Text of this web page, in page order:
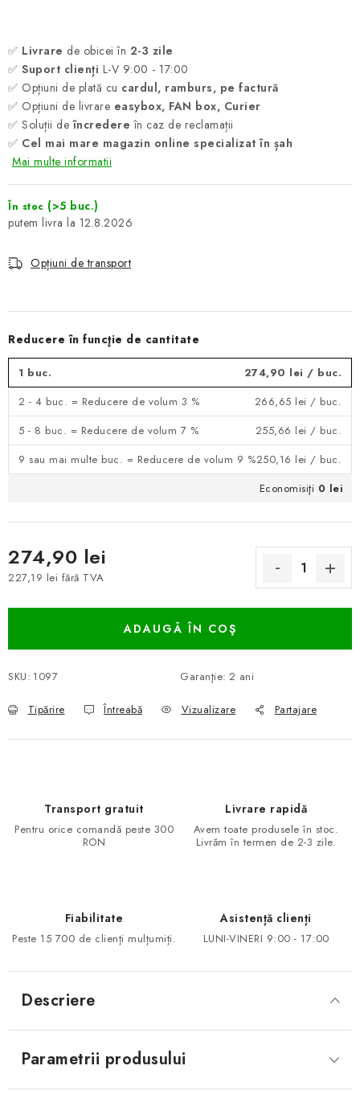
✅ Livrare de obicei în 2-3 zile
✅ Suport clienți L-V 9:00 - 17:00
✅ Opțiuni de plată cu cardul, ramburs, pe factură
✅ Opțiuni de livrare easybox, FAN box, Curier
✅ Soluții deîncredere în caz de reclamații
✅ Cel mai mare magazin online specializat în șah
Mai multe informatii
În stoc (>5 buc.)
12.8.2026
Opțiuni de transport
Reducere în funcţie de cantitate
1 buc. 274,90 lei / buc.
2 - 4 buc. = Reducere de volum 3 %
266,65 lei / buc.
5 - 8 buc. = Reducere de volum 7 %
255,66 lei / buc.
9 sau mai multe buc. = Reducere de volum 9 %250,16 lei / buc.
Economisiţi 0 lei
274,90 lei
227,19 lei fără TVA
ADAUGĂ ÎN COŞ
SKU: 1097 Garanţie: 2 ani
Tipărire Întreabă Vizualizare Partajare
Transport gratuit
Pentru orice comandă peste 300
RON
Livrare rapidă
Avem toate produsele în stoc.
Livrăm în termen de 2-3 zile.
Fiabilitate
Peste 15 700 de clienți mulțumiți.
Asistență clienți
LUNI-VINERI 9:00 - 17:00
Descriere
Parametrii produsului